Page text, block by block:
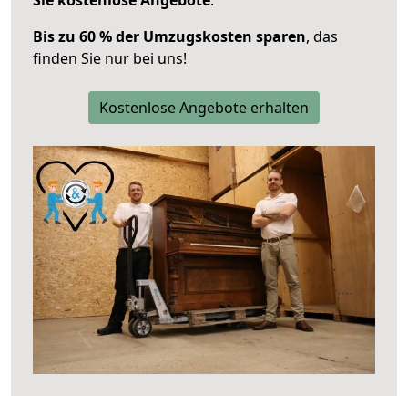
Bis zu 60 % der Umzugskosten sparen, das
finden Sie nur bei uns!
Kostenlose Angebote erhalten